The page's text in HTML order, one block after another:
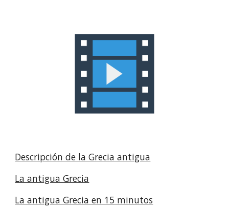
Descripción de la Grecia antigua
La antigua Grecia
La antigua Grecia en 15 minutos